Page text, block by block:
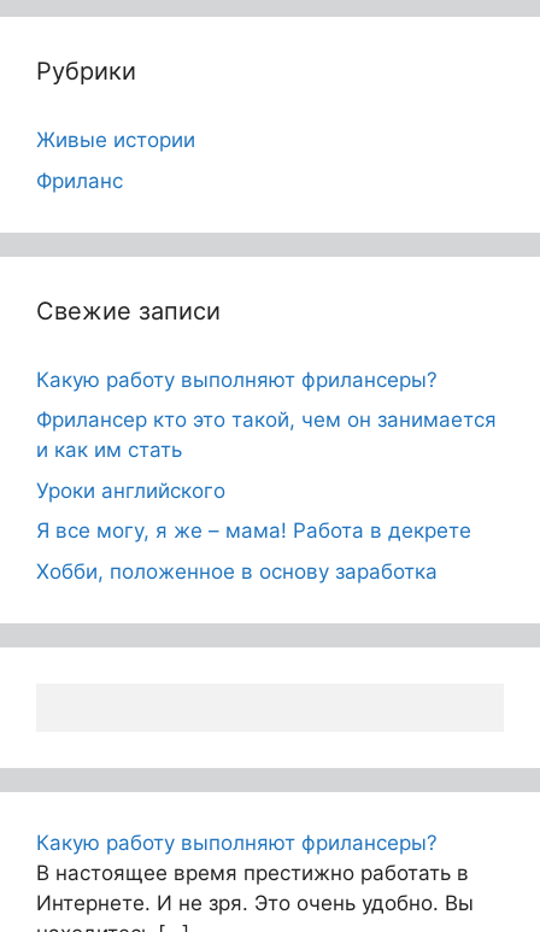
Рубрики
Живые истории
Фриланс
Свежие записи
Какую работу выполняют фрилансеры?
Фрилансер кто это такой, чем он занимается
и как им стать
Уроки английского
Я все могу, я же – мама! Работа в декрете
Хобби, положенное в основу заработка
Какую работу выполняют фрилансеры?
В настоящее время престижно работать в
Интернете. И не зря. Это очень удобно. Вы